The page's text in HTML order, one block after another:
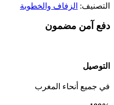
التصنيف: الزفاف والخطوبة
دفع آمن مضمون
التوصيل
في جميع أنحاء المغرب